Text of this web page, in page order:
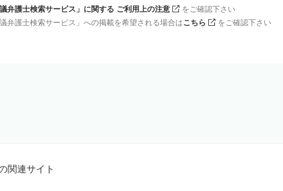
議弁護士検索サービス」に関する ご利用上の注意
をご確認下さい
議弁護士検索サービス」への掲載を希望される場合はこちら をご確認下さい
関連サイト